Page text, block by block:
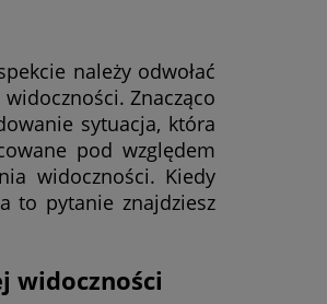
należy odwołać
Znacząco
sytuacja, która
pod względem
widoczności. Kiedy
to pytanie znajdziesz
widoczności